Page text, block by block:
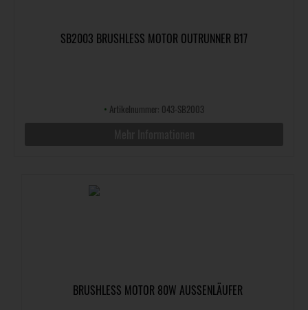
SB2003 BRUSHLESS MOTOR OUTRUNNER B17
• Artikelnummer: 043-SB2003
BRUSHLESS MOTOR 80W AUSSENLÄUFER